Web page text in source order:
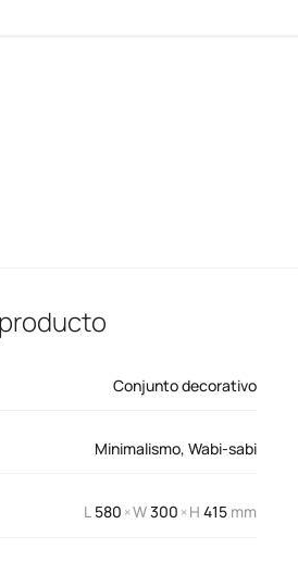
Conjunto decorativo
Minimalismo, Wabi-sabi
L 580 ×W300 ×H 415 mm